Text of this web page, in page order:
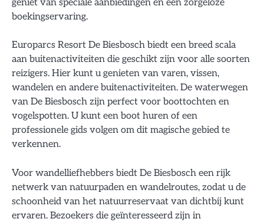
geniet van speciale aanbiedingen en een zorgeloze
boekingservaring.
Europarcs Resort De Biesbosch biedt een breed scala
aan buitenactiviteiten die geschikt zijn voor alle soorten
reizigers. Hier kunt u genieten van varen, vissen,
wandelen en andere buitenactiviteiten. De waterwegen
van De Biesbosch zijn perfect voor boottochten en
vogelspotten. U kunt een boot huren of een
professionele gids volgen om dit magische gebied te
verkennen.
Voor wandelliefhebbers biedt De Biesbosch een rijk
netwerk van natuurpaden en wandelroutes, zodat u de
schoonheid van het natuurreservaat van dichtbij kunt
ervaren. Bezoekers die geïnteresseerd zijn in